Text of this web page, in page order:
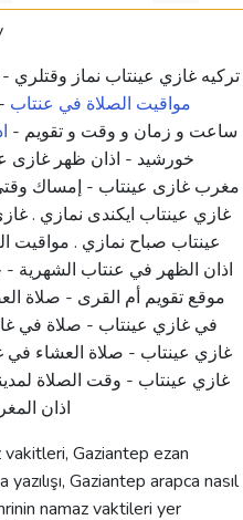
ترکیه غازي عينتاب نماز
مواقيت الصلاة في عنتاب
ساعت و زمان و وقت و تقویم -
خورشید - اذان ظهر غازی
مغرب غازی عینتاب - إمساك
غازي عينتاب ايكندى نمازي .
عينتاب صباح نمازي . مواقيت
اذان الظهر في عنتاب الشهرية -
موقع تقويم أم القرى - صلاة
في غازي عينتاب - صلاة في
غازي عينتاب - صلاة العشاء في
غازي عينتاب - وقت الصلاة
اذان
vakitleri, Gaziantep ezan
Gaziantep arapca nasıl
namaz vaktileri yer